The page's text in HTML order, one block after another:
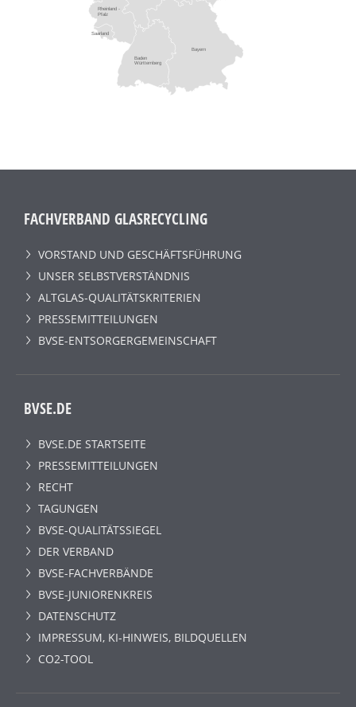
Baden
Württemberg
Bayern
Rheinland -
Pfalz
Saarland
FACHVERBAND GLASRECYCLING
VORSTAND UND GESCHÄFTSFÜHRUNG
UNSER SELBSTVERSTÄNDNIS
ALTGLAS-QUALITÄTSKRITERIEN
PRESSEMITTEILUNGEN
BVSE-ENTSORGERGEMEINSCHAFT
BVSE.DE
BVSE.DE STARTSEITE
PRESSEMITTEILUNGEN
RECHT
TAGUNGEN
BVSE-QUALITÄTSSIEGEL
DER VERBAND
BVSE-FACHVERBÄNDE
BVSE-JUNIORENKREIS
DATENSCHUTZ
IMPRESSUM, KI-HINWEIS, BILDQUELLEN
CO2-TOOL